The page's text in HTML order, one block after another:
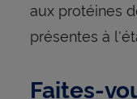
aux protéines
présentes à
Faites-